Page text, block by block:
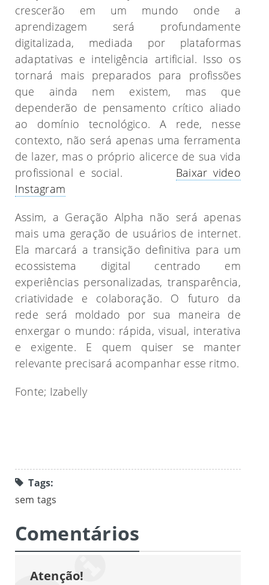
crescerão em um mundo onde a
aprendizagem será profundamente
digitalizada, mediada por plataformas
adaptativas e inteligência artificial. Isso os
tornará mais preparados para profissões
que ainda nem existem, mas que
dependerão de pensamento crítico aliado
ao domínio tecnológico. A rede, nesse
contexto, não será apenas uma ferramenta
de lazer, mas o próprio alicerce de sua vida
profissional e social. Baixar video
Instagram
Assim, a Geração Alpha não será apenas
mais uma geração de usuários de internet.
Ela marcará a transição definitiva para um
ecossistema digital centrado em
experiências personalizadas, transparência,
criatividade e colaboração. O futuro da
rede será moldado por sua maneira de
enxergar o mundo: rápida, visual, interativa
e exigente. E quem quiser se manter
relevante precisará acompanhar esse ritmo.
Fonte; Izabelly
Tags:
sem tags
Comentários
Atenção!